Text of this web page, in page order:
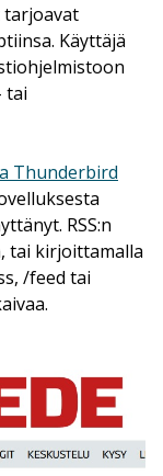
tarjoavat
Käyttäjä
tai
Thunderbird
RSS:n
tai kirjoittamalla
/feed tai